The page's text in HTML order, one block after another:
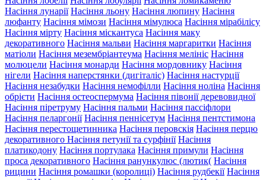
Насіння лунарії Насіння льону Насіння люпину Насіння
люфанту Насіння мімози Насіння мімулюса Насіння мірабілісу
Насіння мірту Насіння міскантуса Насіння маку
декоративного Насіння мальви Насіння маргаритки Насіння
матіоли Насіння мезембріантеума Насіння мелініс Насіння
молюцели Насіння монарди Насіння мордовнику Насіння
нігели Насіння наперстянки (дигіталіс) Насіння настурції
Насіння незабудки Насіння немофілли Насіння ноліна Насіння
обрієти Насіння остеоспермума Насіння півонії деревовидної
Насіння піретруму Насіння пальми Насіння пассіфлори
Насіння пеларгонії Насіння пеннісетум Насіння пентстимона
Насіння перестощетинника Насіння перовскія Насіння перцю
декоративного Насіння петунії та сурфінії Насіння
платикодону Насіння портулака Насіння примули Насіння
проса декоративного Насіння ранункулюс (лютик( Насіння
рицини Насіння ромашки (королиці) Насіння рудбекії Насіння